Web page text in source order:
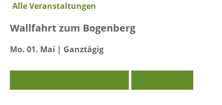
Alle Veranstaltungen
Wallfahrt zum Bogenberg
Mo. 01. Mai | Ganztägig